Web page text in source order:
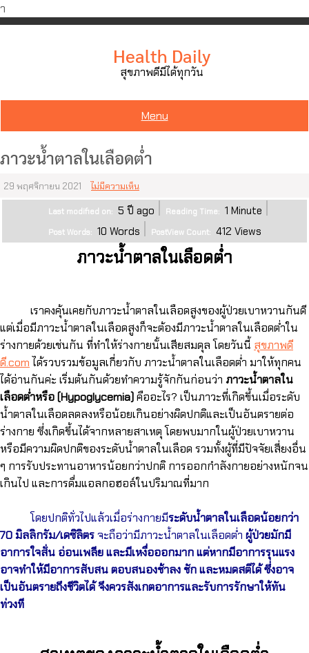
ำ
Skip
Health Daily
สุขภาพดีมีได้ทุกวัน
Menu
ภาวะน้ำตาลในเลือดต่ำ
29 พฤศจิกายน 2021 ไม่มีความเห็น
Last modified on: 5 ปี ago Reading Time: 1 Minute
Post Words: 10 Words PostView Count: 412 Views
ภาวะน้ำตาลในเลือดต่ำ
เราคงคุ้นเคยกับภาวะน้ำตาลในเลือดสูงของผู้ป่วยเบาหวานกันดี
แต่เมื่อมีภาวะน้ำตาลในเลือดสูงก็จะต้องมีภาวะน้ำตาลในเลือดต่ำใน
ร่างกายด้วยเช่นกัน ที่ทำให้ร่างกายนั้นเสียสมดุล โดยวันนี้ สุขภาพดี
ดี.com ได้รวบรวมข้อมูลเกี่ยวกับ ภาวะน้ำตาลในเลือดต่ำ มาให้ทุกคน
ได้อ่านกันค่ะ เริ่มต้นกันด้วยทำความรู้จักกันก่อนว่า ภาวะน้ำตาลใน
เลือดต่ำหรือ (Hypoglycemia)คืออะไร? เป็นภาวะที่เกิดขึ้นเมื่อระดับ
น้ำตาลในเลือดลดลงหรือน้อยเกินอย่างผิดปกติและเป็นอันตรายต่อ
ร่างกาย ซึ่งเกิดขึ้นได้จากหลายสาเหตุ โดยพบมากในผู้ป่วยเบาหวาน
หรือมีความผิดปกติของระดับน้ำตาลในเลือด รวมทั้งผู้ที่มีปัจจัยเสี่ยงอื่น
ๆ การรับประทานอาหารน้อยกว่าปกติ การออกกำลังกายอย่างหนักจน
เกินไป และการดื่มแอลกอฮอล์ในปริมาณที่มาก
โดยปกติทั่วไปแล้วเมื่อร่างกายมีระดับน้ำตาลในเลือดน้อยกว่า
70 มิลลิกรัม/เดซิลิตรจะถือว่ามีภาวะน้ำตาลในเลือดต่ำ ผู้ป่วยมักมี
อาการใจสั่น อ่อนเพลีย และมีเหงื่อออกมาก แต่หากมีอาการรุนแรง
อาจทำให้มีอาการสับสน ตอบสนองช้าลง ชัก และหมดสติได้ ซึ่งอาจ
เป็นอันตรายถึงชีวิตได้ จึงควรสังเกตอาการและรับการรักษาให้ทัน
ท่วงที